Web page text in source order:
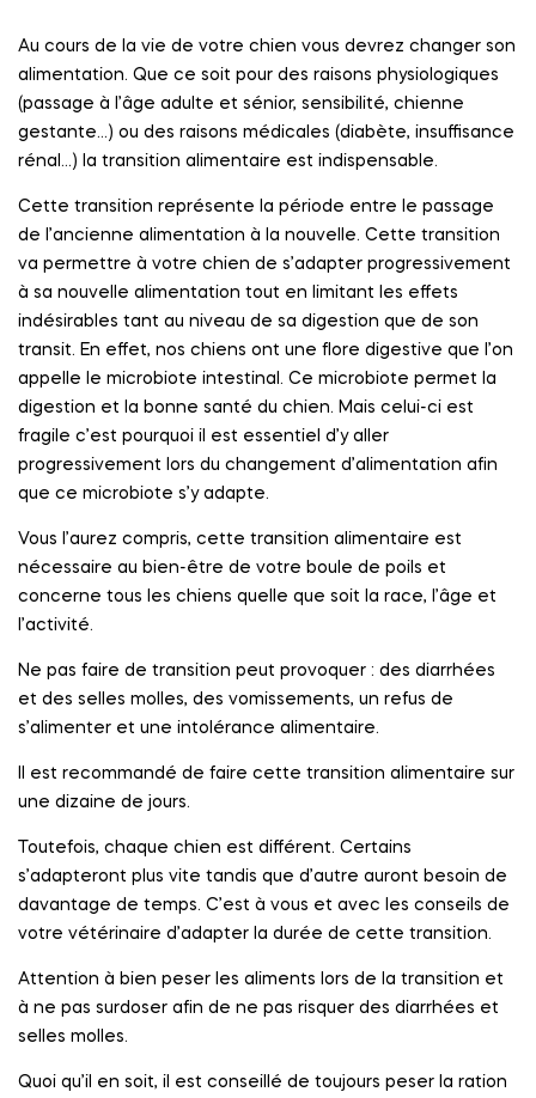
Au cours de la vie de votre chien vous devrez changer son
alimentation. Que ce soit pour des raisons physiologiques
(passage à l’âge adulte et sénior, sensibilité, chienne
gestante…) ou des raisons médicales (diabète, insuffisance
rénal…) la transition alimentaire est indispensable.
Cette transition représente la période entre le passage
de l’ancienne alimentation à la nouvelle. Cette transition
va permettre à votre chien de s’adapter progressivement
à sa nouvelle alimentation tout en limitant les effets
indésirables tant au niveau de sa digestion que de son
transit. En effet, nos chiens ont une flore digestive que l’on
appelle le microbiote intestinal. Ce microbiote permet la
digestion et la bonne santé du chien. Mais celui-ci est
fragile c’est pourquoi il est essentiel d’y aller
progressivement lors du changement d’alimentation afin
que ce microbiote s’y adapte.
Vous l’aurez compris, cette transition alimentaire est
nécessaire au bien-être de votre boule de poils et
concerne tous les chiens quelle que soit la race, l’âge et
l’activité.
Ne pas faire de transition peut provoquer : des diarrhées
et des selles molles, des vomissements, un refus de
s’alimenter et une intolérance alimentaire.
Il est recommandé de faire cette transition alimentaire sur
une dizaine de jours.
Toutefois, chaque chien est différent. Certains
s’adapteront plus vite tandis que d’autre auront besoin de
davantage de temps. C’est à vous et avec les conseils de
votre vétérinaire d’adapter la durée de cette transition.
Attention à bien peser les aliments lors de la transition et
à ne pas surdoser afin de ne pas risquer des diarrhées et
selles molles.
Quoi qu’il en soit, il est conseillé de toujours peser la ration